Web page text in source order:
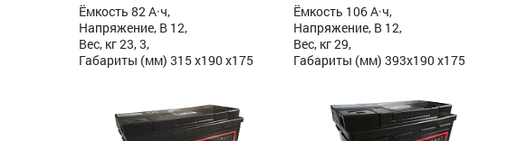
Ёмкость 82 А·ч,
Напряжение, В 12,
Вес, кг 23, 3,
Габариты (мм) 315 x190 x175
Ёмкость 106 А·ч,
Напряжение, В 12,
Вес, кг 29,
Габариты (мм) 393x190 x175